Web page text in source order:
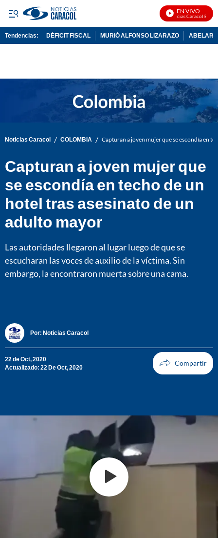
EN VIVO
Noticias Caracol En Vivo
Tendencias: DÉFICIT FISCAL MURIÓ ALFONSO LIZARAZO
Noticias Caracol / COLOMBIA / Capturan a joven mujer que se escondía en
Capturan a joven mujer que
se escondía en techo de un
hotel tras asesinato de un
adulto mayor
Las autoridades llegaron al lugar luego de que se
escucharan las voces de auxilio de la víctima. Sin
embargo, la encontraron muerta sobre una cama.
Por: Noticias Caracol
22 de Oct, 2020
Actualizado: 22 De Oct, 2020